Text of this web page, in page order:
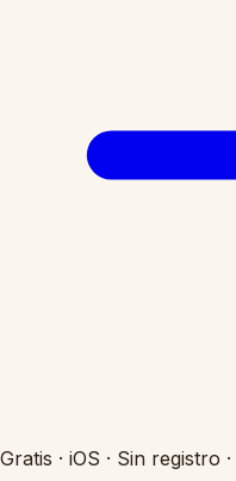
Gratis · iOS · Sin registro ·